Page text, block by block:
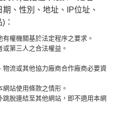
、性別、地址、IP位址、
：
權機關基於法定程序之要求。
第三人之合法權益。
流或其他協力廠商合作廠商必要資
站使用條款之情形。
脫連結至其他網站，即不適用本網